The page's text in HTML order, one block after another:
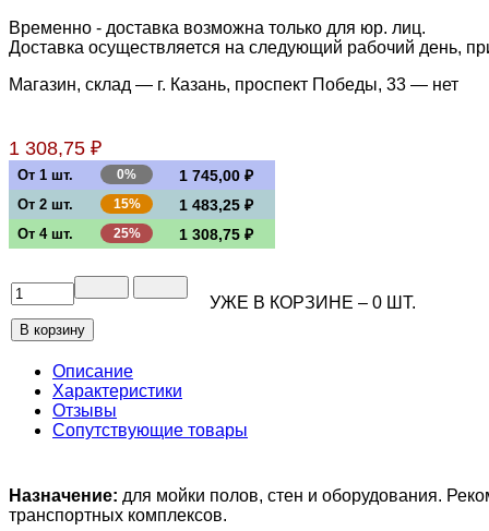
Временно - доставка возможна только для юр. лиц.
Доставка осуществляется на следующий рабочий день,
Магазин, склад — г. Казань, проспект Победы, 33 — нет
1 308,75 ₽
От 1 шт. 0% 1 745,00 ₽
От 2 шт. 15% 1 483,25 ₽
От 4 шт. 25% 1 308,75 ₽
УЖЕ В КОРЗИНЕ – 0 ШТ.
Описание
Характеристики
Отзывы
Сопутствующие товары
Назначение: для мойки полов, стен и оборудования.
транспортных комплексов.